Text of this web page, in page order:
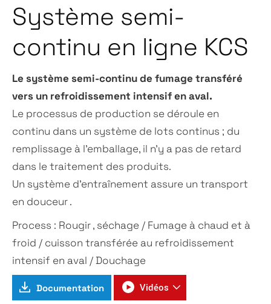
Système semi-
continu en ligne KCS
Le système semi-continu de fumage transféré
vers un refroidissement intensif en aval.
Le processus de production se déroule en
continu dans un système de lots continus ; du
remplissage à l’emballage, il n’y a pas de retard
dans le traitement des produits.
Un système d’entraînement assure un transport
en douceur .
Process : Rougir , séchage / Fumage à chaud et à
froid / cuisson transférée au refroidissement
intensif en aval / Douchage
Documentation Vidéos